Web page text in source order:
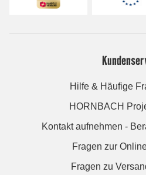
Hilfe & Häufige
HORNBACH
Kontakt aufnehmen -
Fragen zur
Fragen zu